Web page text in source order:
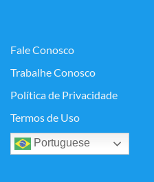
Fale Conosco
Trabalhe Conosco
Política de Privacidade
Termos de Uso
Portuguese